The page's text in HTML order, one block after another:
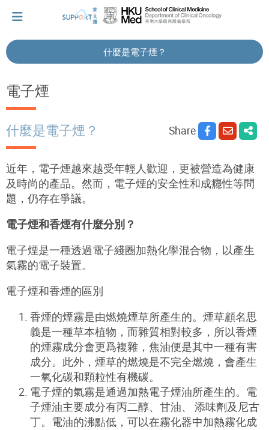
Let's walk together
Cherish every moment; love every day.
Let's take a break!
Tips and Resources
電子煙
什麼是電子煙？
Share
什麼是電子煙？
近年，電子煙越來越受年輕人歡迎，更被營造為健康
及時尚的產品。然而，電子煙的安全性和成癮性等問
題，仍存在爭議。
電子煙和香煙有什麼分別？
電子煙是一種透過電子綫圈加熱化學混合物，以產生
氣霧的電子裝置。
電子煙和香煙的區別
香煙的煙霧是由燃燒煙草所產生的。煙草顧名思
義是一種草本植物，而雜質相對較多，所以香煙
的煙霧成分會更爲複雜，焦油便是其中一種有害
成分。此外，煙草的燃燒是不完全燃燒，會產生
一氧化碳和顆粒性有機碳。
電子煙的氣霧是通過加熱電子煙油所產生的。電
子煙油主要成分有丙二醇、甘油、 添味劑及尼古
丁。電油的沸點低，可以在霧化器中加熱霧化成